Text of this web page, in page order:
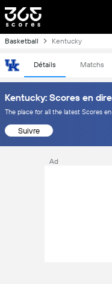
Basketball Kentucky
Détails Matchs
Kentucky: Scores en
The place for all the latest Scores
Suivre
Ad